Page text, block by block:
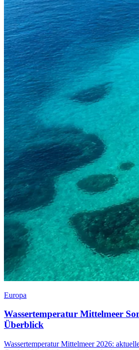
Europa
Wassertemperatur Mittelmeer
Überblick
Wassertemperatur Mittelmeer 2026: